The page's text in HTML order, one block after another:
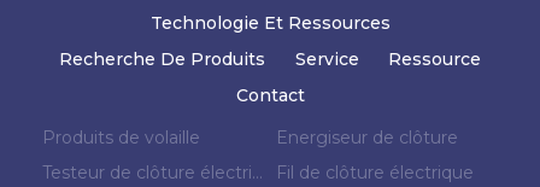
Technologie Et Ressources
Recherche De Produits
Service
Ressource
Contact
Produits de volaille
Energiseur de clôture
Testeur de clôture électrique
Fil de clôture électrique